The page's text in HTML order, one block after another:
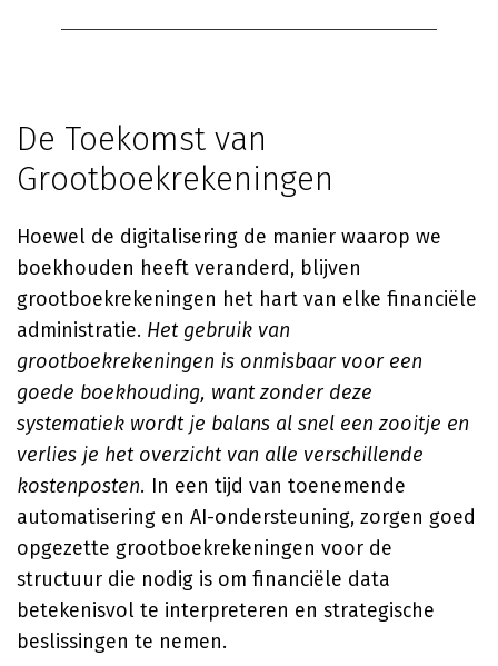
De Toekomst van
Grootboekrekeningen
Hoewel de digitalisering de manier waarop we
boekhouden heeft veranderd, blijven
grootboekrekeningen het hart van elke financiële
administratie. Het gebruik van
grootboekrekeningen is onmisbaar voor een
goede boekhouding, want zonder deze
systematiek wordt je balans al snel een zooitje en
verlies je het overzicht van alle verschillende
kostenposten. In een tijd van toenemende
automatisering en AI-ondersteuning, zorgen goed
opgezette grootboekrekeningen voor de
structuur die nodig is om financiële data
betekenisvol te interpreteren en strategische
beslissingen te nemen.